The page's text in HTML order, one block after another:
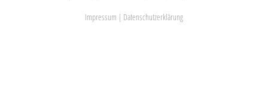
Impressum | Datenschutzerklärung